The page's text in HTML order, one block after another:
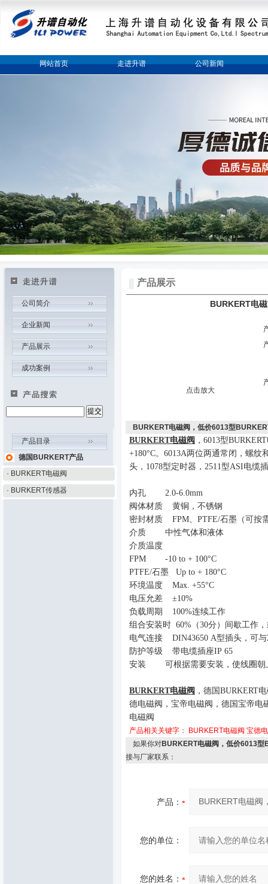
网站首页 走进升谱 公司新闻
公司简介
企业新闻
产品展示
成功案例
产品目录
德国BURKERT产品
· BURKERT电磁阀
· BURKERT传感器
产品展示
BURKERT电
点击放大
BURKERT电磁阀，低价6013型
BURKERT电磁阀 ， 6013型BURKERT
+180°C。 6013A两位两通常闭，螺纹
头， 1078型定时器， 2511型ASI电缆
内孔
2.0-6.0mm
阀体材质
黄铜 ， 不锈钢
密封材质 FPM、 PTFE/石墨（可按
介质 中性气体和液体
介质温度
FPM -10 to + 100°C
PTFE/石墨 Up to + 180°C
环境温度 Max. +55°C
电压允差 ±10%
负载周期 100%连续工作
组合安装时 60% （30分）间歇工作
电气连接 DIN43650 A型插头，可与
防护等级 带电缆插座IP 65
安装 可根据需要安装，使线圈朝
BURKERT电磁阀 ，德国 BURKERT
德电磁阀，宝帝电磁阀，德国宝帝电
电磁阀
产品相关关键字： BURKERT电磁阀 宝德
如果你对BURKERT电磁阀，低价6013型
接与厂家联系：
产品：
您的单位：
您的姓名：